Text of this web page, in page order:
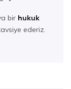
bir hukuk
ederiz.